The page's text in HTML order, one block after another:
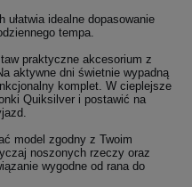
idealne dopasowanie
tempa.
praktyczne akcesorium z
aktywne dni świetnie wypadną
komplet. W cieplejsze
Quiksilver i postawić na
model zgodny z Twoim
noszonych rzeczy oraz
wygodne od rana do